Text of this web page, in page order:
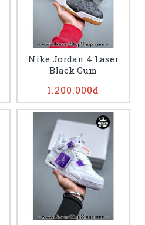
Nike Jordan 4 Laser
Black Gum
1.200.000đ